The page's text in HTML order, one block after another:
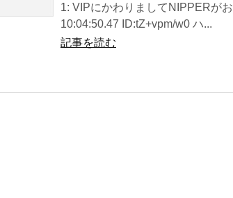
1: VIPにかわりましてNIPPERが
10:04:50.47 ID:tZ+vpm/w0 ハ...
記事を読む